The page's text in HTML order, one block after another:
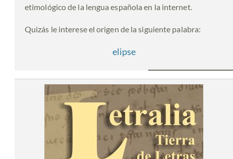
etimológico de la lengua española en la internet.
Quizás le interese el origen de la siguiente palabra:
elipse